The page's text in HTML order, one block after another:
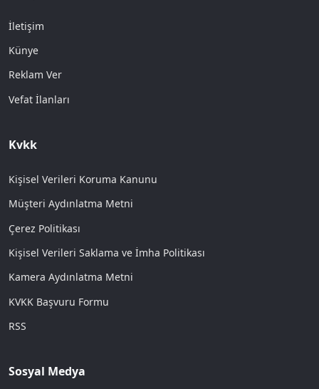
İletişim
Künye
Reklam Ver
Vefat İlanları
Kvkk
Kişisel Verileri Koruma Kanunu
Müşteri Aydınlatma Metni
Çerez Politikası
Kişisel Verileri Saklama ve İmha Politikası
Kamera Aydınlatma Metni
KVKK Başvuru Formu
RSS
Sosyal Medya